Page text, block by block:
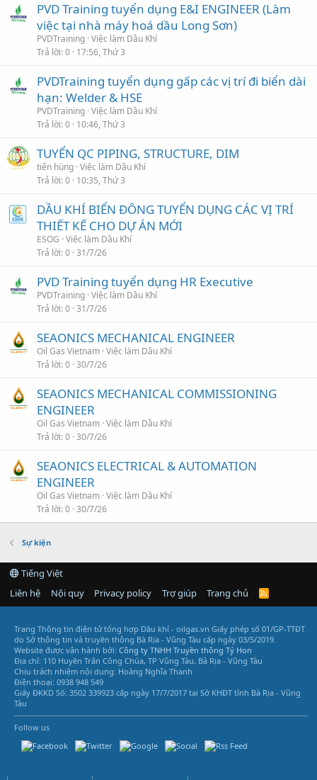
PVD Training tuyển dụng E&I ENGINEER (Làm
việc tại nhà máy hoá dầu Long Sơn)
PVDTraining Việc làm Dầu Khí
Trả lời 0 17:56, Thứ 3
PVDTraining tuyển dụng gấp các vị trí đi biển dài
hạn: Welder & HSE
PVDTraining Việc làm Dầu Khí
Trả lời 0 10:46, Thứ 3
TUYỂN QC PIPING, STRUCTURE, DIM
tiến hùng Việc làm Dầu Khí
Trả lời 0 10:35, Thứ 3
DẦU KHÍ BIỂN ĐÔNG TUYỂN DỤNG CÁC VỊ TRÍ
THIẾT KẾ CHO DỰ ÁN MỚI
ESOG Việc làm Dầu Khí
Trả lời 0 31/7/26
PVD Training tuyển dụng HR Executive
PVDTraining Việc làm Dầu Khí
Trả lời 0 31/7/26
SEAONICS MECHANICAL ENGINEER
Oil Gas Vietnam Việc làm Dầu Khí
Trả lời 0 30/7/26
SEAONICS MECHANICAL COMMISSIONING
ENGINEER
Oil Gas Vietnam Việc làm Dầu Khí
Trả lời 0 30/7/26
SEAONICS ELECTRICAL & AUTOMATION
ENGINEER
Oil Gas Vietnam Việc làm Dầu Khí
Trả lời 0 30/7/26
Sự kiện
Tiếng Việt
Liên hệ
Nội quy Privacy policy Trợ giúp Trang chủ
R
Trang Thông tin điện tử tổng hợp Dầu khí - oilgas.vn Giấy phép số 01/GP-TTĐT
do Sở thông tin và truyền thông Bà Rịa - Vũng Tàu cấp ngày 03/5/2019.
Website được vận hành bởi: Công ty TNHH Truyền thông Tý Hon
Địa chỉ: 110 Huyền Trân Công Chúa, TP Vũng Tàu, Bà Rịa - Vũng Tàu
Chịu trách nhiệm nội dung: Hoàng Nghĩa Thanh
Điện thoại: 0938 948 549
Giấy ĐKKD Số: 3502 339923 cấp ngày 17/7/2017 tại Sở KHĐT tỉnh Bà Rịa - Vũng
Tàu
Follow us